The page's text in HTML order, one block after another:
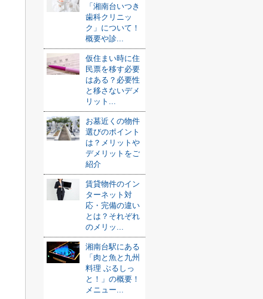
「湘南台いつき
歯科クリニッ
ク」について！
概要や診...
仮住まい時に住
民票を移す必要
はある？必要性
と移さないデメ
リット...
お墓近くの物件
選びのポイント
は？メリットや
デメリットをご
紹介
賃貸物件のイン
ターネット対
応・完備の違い
とは？それぞれ
のメリッ...
湘南台駅にある
「肉と魚と九州
料理 ぶるしっ
と！」の概要！
メニュー...